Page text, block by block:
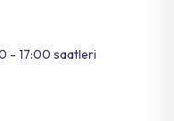
- 17:00 saatleri